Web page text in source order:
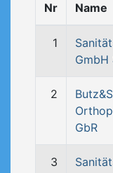
Nr Name
1
GmbH
2
GbR
3